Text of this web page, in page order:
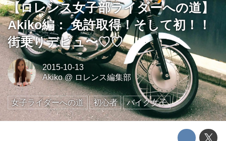
【ロレンス女子部ライダーへの道】
Akiko編： 免許取得！そして初！！
街乗りデビュ〜♡♡
2015-10-13
Akiko@ ロレンス編集部
女子ライダーへの道 初心者 バイク女子